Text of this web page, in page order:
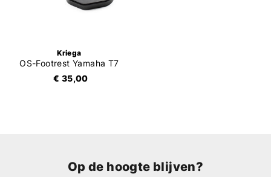
Kriega
OS-Footrest Yamaha T7
€ 35,00
Op de hoogte blijven?